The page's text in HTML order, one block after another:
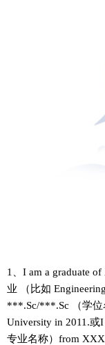
1、I am a graduate
业 （比如
***.Sc/***.Sc （学位
University in 2011.
专业名称）from XXX